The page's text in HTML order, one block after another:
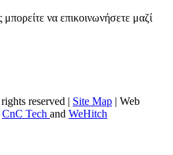
να επικοινωνήσετε μαζί
reserved | Site Map | Web
CnC Tech and WeHitch